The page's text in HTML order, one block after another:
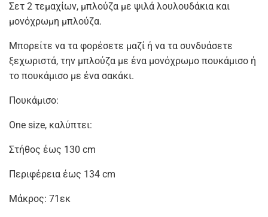
Σετ 2 τεμαχίων, μπλούζα με ψιλά λουλουδάκια και
μονόχρωμη μπλούζα.
Μπορείτε να τα φορέσετε μαζί ή να τα συνδυάσετε
ξεχωριστά, την μπλούζα με ένα μονόχρωμο πουκάμισο ή
το πουκάμισο με ένα σακάκι.
Πουκάμισο:
One size, καλύπτει:
Στήθος έως 130 cm
Περιφέρεια έως 134 cm
Μάκρος: 71εκ